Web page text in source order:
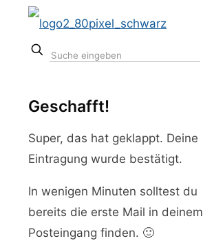
Geschafft!
Super, das hat geklappt. Deine
Eintragung wurde bestätigt.
In wenigen Minuten solltest du
bereits die erste Mail in deinem
Posteingang finden. 🙂